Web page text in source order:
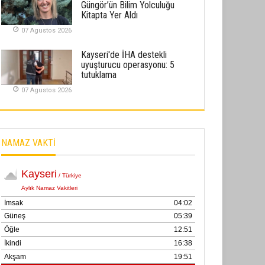
02 Ekim 2025
Kayserispor, Rizespor’la Nihayet 3
puana Ulaştı
01 Mayis 2026
Güngör’ün Bilim Yolculuğu
Kitapta Yer Aldı
07 Agustos 2026
Kayseri'de İHA destekli
uyuşturucu operasyonu: 5
tutuklama
07 Agustos 2026
NAMAZ VAKTİ